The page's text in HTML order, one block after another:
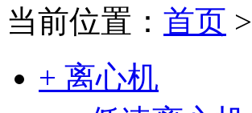
当前位置： 首页 >
+ 离心机